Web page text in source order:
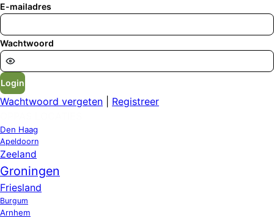
E-mailadres
Wachtwoord
Login
Wachtwoord vergeten
Registreer
Den Haag
Apeldoorn
Zeeland
Groningen
Friesland
Burgum
Arnhem